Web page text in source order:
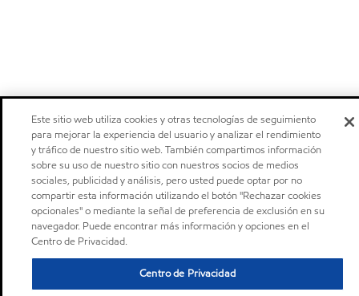
Este sitio web utiliza cookies y otras tecnologías de seguimiento
para mejorar la experiencia del usuario y analizar el rendimiento
y tráfico de nuestro sitio web. También compartimos información
sobre su uso de nuestro sitio con nuestros socios de medios
sociales, publicidad y análisis, pero usted puede optar por no
compartir esta información utilizando el botón "Rechazar cookies
opcionales" o mediante la señal de preferencia de exclusión en su
navegador. Puede encontrar más información y opciones en el
Centro de Privacidad.
Centro de Privacidad